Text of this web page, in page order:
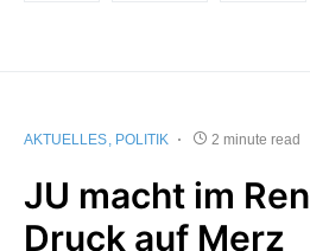
AKTUELLES POLITIK 2 minute read
JU macht im
Druck auf Merz